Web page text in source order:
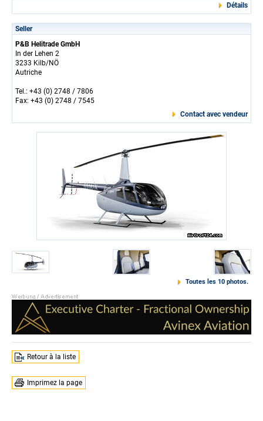
Détails
Seller
P&B Helitrade GmbH
In der Lehen 2
3233 Kilb/NÖ
Autriche
Tel.: +43 (0) 2748 / 7806
Fax: +43 (0) 2748 / 7545
Contact avec vendeur
Toutes les 10 photos.
Retour à la liste
Imprimez la page